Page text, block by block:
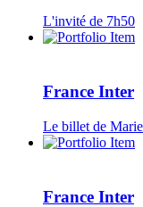
L'invité de 7h50
France Inter
Le billet de
France Inter